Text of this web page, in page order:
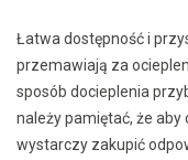
Łatwa dostępność i
przemawiają za
sposób docieplenia
należy pamiętać, że aby
wystarczy zakupić